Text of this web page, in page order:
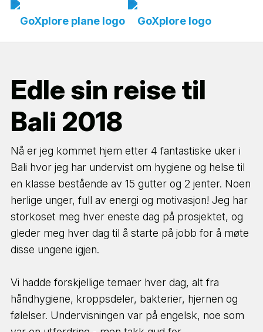
Edle sin reise til
Bali 2018
Nå er jeg kommet hjem etter 4 fantastiske uker i
Bali hvor jeg har undervist om hygiene og helse til
en klasse bestående av 15 gutter og 2 jenter. Noen
herlige unger, full av energi og motivasjon! Jeg har
storkoset meg hver eneste dag på prosjektet, og
gleder meg hver dag til å starte på jobb for å møte
disse ungene igjen.
Vi hadde forskjellige temaer hver dag, alt fra
håndhygiene, kroppsdeler, bakterier, hjernen og
følelser. Undervisningen var på engelsk, noe som